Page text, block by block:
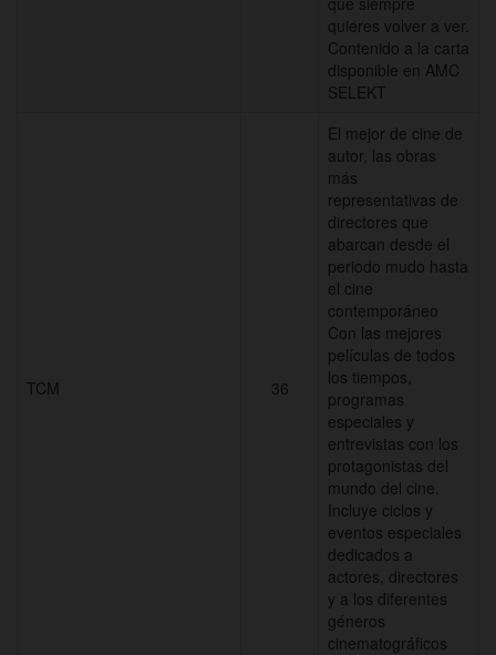
quieres volver a ver.
Contenido a la carta
disponible en AMC
SELEKT
TCM 36
El mejor de cine de
autor, las obras
más
representativas de
directores que
abarcan desde el
periodo mudo hasta
el cine
contemporáneo
Con las mejores
películas de todos
los tiempos,
programas
especiales y
entrevistas con los
protagonistas del
mundo del cine.
Incluye ciclos y
eventos especiales
dedicados a
actores, directores
y a los diferentes
géneros
cinematográficos